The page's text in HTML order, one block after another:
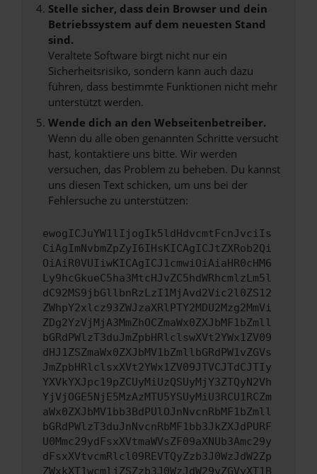
Stelle sicher, dass dein Browser und dein
Betriebssystem auf dem neuesten Stand
sind.
Veraltete Software birgt nicht nur ein
Sicherheitsrisiko, sondern kann auch dazu
führen, dass bestimmte Funktionen nicht mehr
unterstützt werden.
Wende dich an den Webseitenbetreiber.
Wenn du alle oben genannten Schritte versucht
hast, kontaktiere uns bitte. Wir werden
versuchen, das Problem zu beheben. Du kannst
uns diesen Text schicken, um uns bei der
Fehlersuche zu unterstützen:
ewogICJuYW1lIjogIk5ldHdvcmtFcnJvciIs
CiAgImNvbmZpZyI6IHsKICAgICJtZXRob2Qi
OiAiR0VUIiwKICAgICJ1cmwiOiAiaHR0cHM6
Ly9hcGkueC5ha3MtcHJvZC5hdWRhcmlzLm5l
dC92MS9jbGllbnRzLzI1MjAvd2Vic2l0ZS12
ZWhpY2xlcz93ZWJzaXRlPTY2MDU2Mzg2MmVi
ZDg2YzVjMjA3MmZhOCZmaWx0ZXJbMF1bZmll
bGRdPWlzT3duJmZpbHRlclswXVt2YWx1ZV09
dHJ1ZSZmaWx0ZXJbMV1bZmllbGRdPW1vZGVs
JmZpbHRlclsxXVt2YWx1ZV09JTVCJTdCJTIy
YXVkYXJpc19pZCUyMiUzQSUyMjY3ZTQyN2Vh
YjVjOGE5NjE5MzAzMTU5YSUyMiU3RCU1RCZm
aWx0ZXJbMV1bb3BdPUlOJnNvcnRbMF1bZmll
bGRdPWlzT3duJnNvcnRbMF1bb3JkZXJdPURF
U0Mmc29ydFsxXVtmaWVsZF09aXNUb3Amc29y
dFsxXVtvcmRlcl09REVTQyZzb3J0WzJdW2Zp
ZWxkXT1wcmljZSZzb3J0WzJdW29yZGVyXT1B